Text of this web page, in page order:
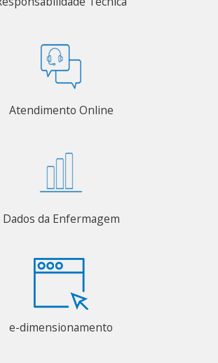
Atendimento Online
Dados da Enfermagem
e-dimensionamento